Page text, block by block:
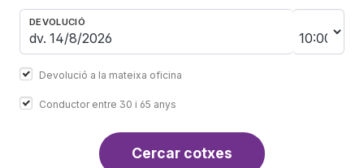
DEVOLUCIÓ
Devolució a la mateixa oficina
Conductor entre 30 i 65 anys
Cercar cotxes